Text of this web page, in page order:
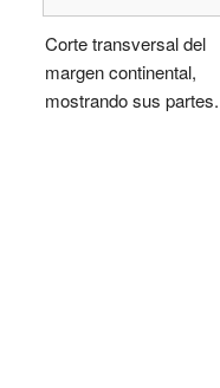
Corte transversal del
margen continental,
mostrando sus partes.